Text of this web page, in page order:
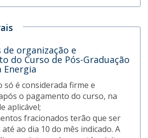
de organização e
do Curso de Pós-Graduação
Energia
só é considerada firme e
o pagamento do curso, na
aplicável;
fracionados terão que ser
ao dia 10 do mês indicado. A